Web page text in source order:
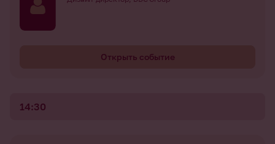
Открыть событие
14:30